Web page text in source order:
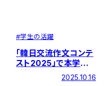
#学生の活躍
「韓日交流作文コンテ
スト2025」で本学学
生が優秀賞を受賞
2025.10.16